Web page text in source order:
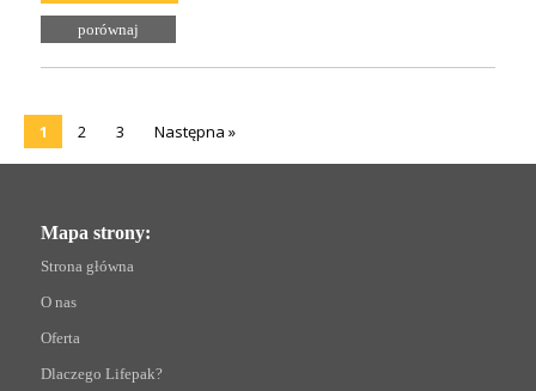
porównaj
1 2 3 Następna »
Mapa strony:
Strona główna
O nas
Oferta
Dlaczego Lifepak?